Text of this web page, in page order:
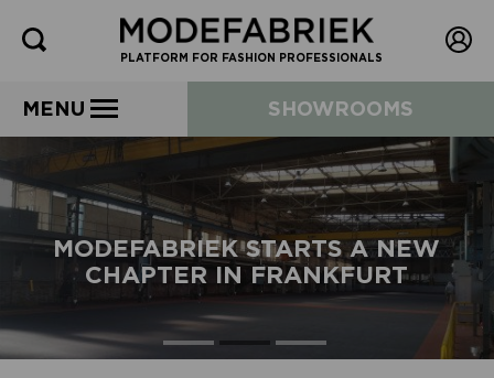
PLATFORM FOR FASHION PROFESSIONALS
MENU SHOWROOMS
MODEFABRIEK STARTS A NEW
CHAPTER IN FRANKFURT